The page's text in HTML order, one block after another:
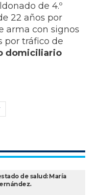
de 4.º
22 años por
arma con signos
por tráfico de
domiciliario
de salud: María